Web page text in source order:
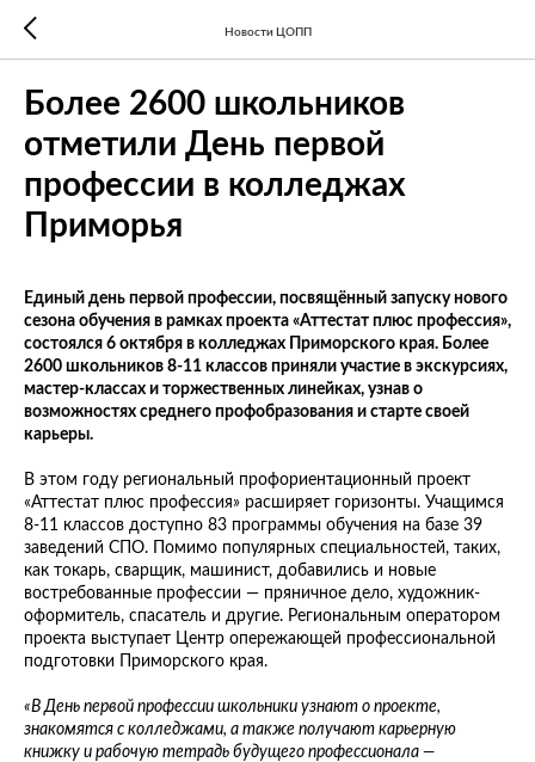
Новости ЦОПП
Более 2600 школьников
отметили День первой
профессии в колледжах
Приморья
Единый день первой профессии, посвящённый запуску нового
сезона обучения в рамках проекта «Аттестат плюс профессия»,
состоялся 6 октября в колледжах Приморского края. Более
2600 школьников 8-11 классов приняли участие в экскурсиях,
мастер-классах и торжественных линейках, узнав о
возможностях среднего профобразования и старте своей
карьеры.
В этом году региональный профориентационный проект
«Аттестат плюс профессия» расширяет горизонты. Учащимся
8-11 классов доступно 83 программы обучения на базе 39
заведений СПО. Помимо популярных специальностей, таких,
как токарь, сварщик, машинист, добавились и новые
востребованные профессии — пряничное дело, художник-
оформитель, спасатель и другие. Региональным оператором
проекта выступает Центр опережающей профессиональной
подготовки Приморского края.
«В День первой профессии школьники узнают о проекте,
знакомятся с колледжами, а также получают карьерную
книжку и рабочую тетрадь будущего профессионала —